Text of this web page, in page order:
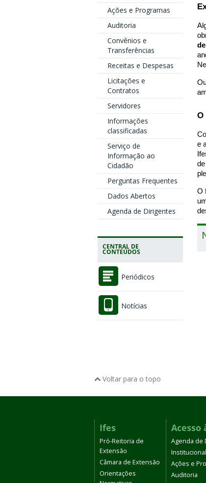
Ações e Programas
Auditoria
Convênios e
Transferências
Receitas e Despesas
Licitações e
Contratos
Servidores
Informações
classificadas
Serviço de
Informação ao
Cidadão
Perguntas Frequentes
Dados Abertos
Agenda de Dirigentes
CENTRAL DE
CONTEÚDOS
Periódicos
Notícias
O
e
O
Voltar para o topo
Ifes
Pró-Reitoria de
Extensão
Câmara de Extensão
Orientações
Acesso
Agenda de
Institucional
Ações e
Auditoria